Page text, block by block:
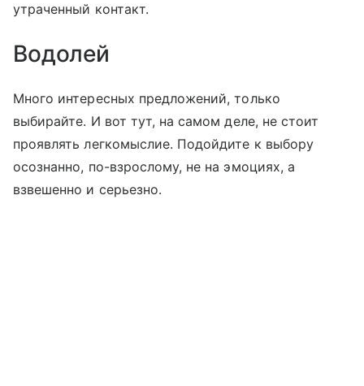
утраченный контакт.
Водолей
Много интересных предложений, только
выбирайте. И вот тут, на самом деле, не стоит
проявлять легкомыслие. Подойдите к выбору
осознанно, по-взрослому, не на эмоциях, а
взвешенно и серьезно.